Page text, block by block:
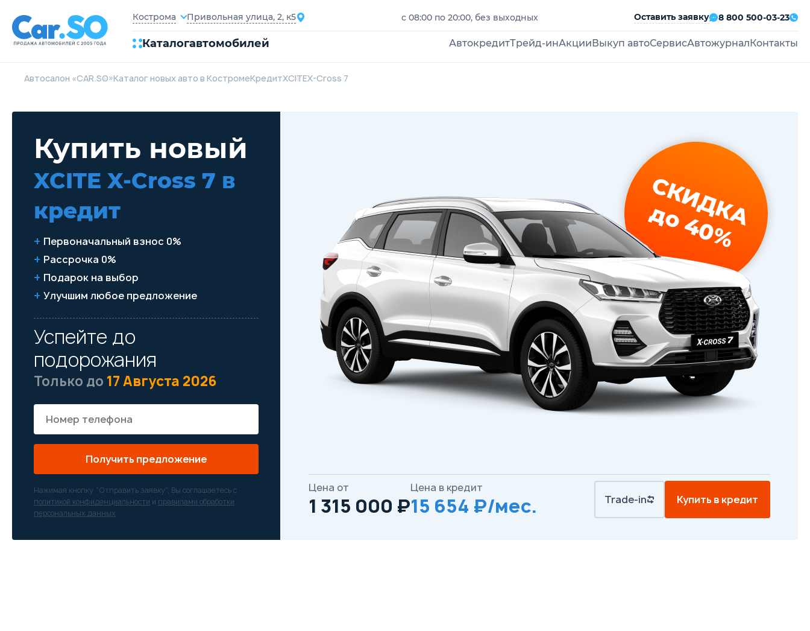
Кострома Привольная улица, 2, к5 с 08:00 по 20:00, без выходных Оставить заявку 8 800 500-03-23
Каталогавтомобилей АвтокредитТрейд-инАкции Выкуп автоСервисАвтожурнал Контакты
Автосалон «CAR.SO»Каталог новых авто в КостромеКредитXCITEX-Cross 7
Купить новый
XCITE X-Cross 7 в
кредит
Первоначальный взнос 0%
Рассрочка 0%
Подарок на выбор
Улучшим любое предложение
Успейте до
подорожания
Только до 17 Августа 2026
Получить предложение
Нажимая кнопку “Отправить заявку”, Вы соглашаетесь с
политикой конфиденциальности и правилами обработки
персональных данных
СКИДКА
до 40%
Цена от
1 315 000 ₽
Цена в кредит
15 654 ₽/мес. Trade-in Купить в кредит